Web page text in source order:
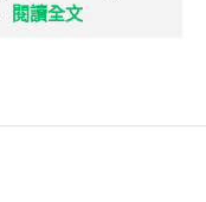
閱讀全文